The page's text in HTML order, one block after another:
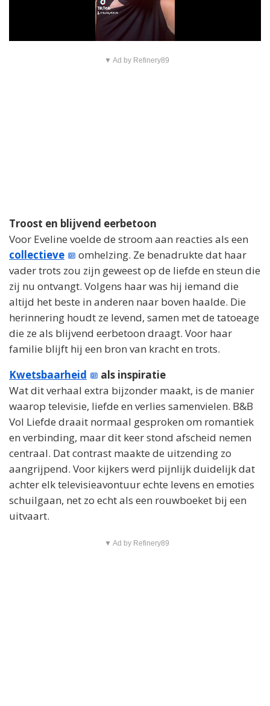
l
a
y
▼ Ad by Refinery89
Troost en blijvend eerbetoon
Voor Eveline voelde de stroom aan reacties als een
collectieve
omhelzing. Ze benadrukte dat haar
vader trots zou zijn geweest op de liefde en steun die
zij nu ontvangt. Volgens haar was hij iemand die
altijd het beste in anderen naar boven haalde. Die
herinnering houdt ze levend, samen met de tatoeage
die ze als blijvend eerbetoon draagt. Voor haar
familie blijft hij een bron van kracht en trots.
Kwetsbaarheid
als inspiratie
Wat dit verhaal extra bijzonder maakt, is de manier
waarop televisie, liefde en verlies samenvielen. B&B
Vol Liefde draait normaal gesproken om romantiek
en verbinding, maar dit keer stond afscheid nemen
centraal. Dat contrast maakte de uitzending zo
aangrijpend. Voor kijkers werd pijnlijk duidelijk dat
achter elk televisieavontuur echte levens en emoties
schuilgaan, net zo echt als een rouwboeket bij een
uitvaart.
▼ Ad by Refinery89